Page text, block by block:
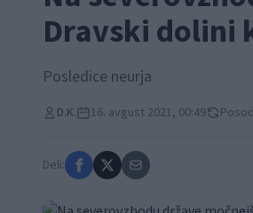
Dravski dolini
Posledice neurja
D.K. 16. avgust 2021, 00:49
Deli: